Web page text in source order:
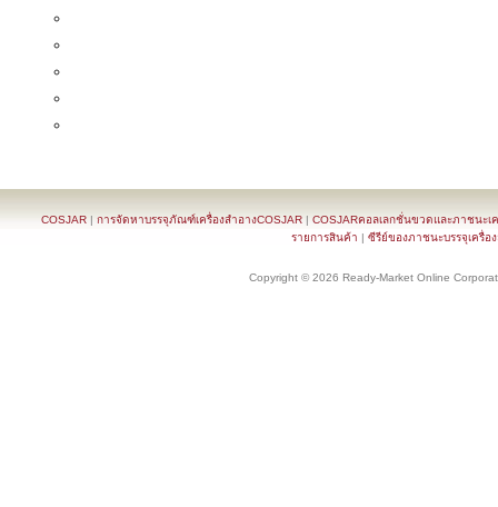
COSJAR | การจัดหาบรรจุภัณฑ์เครื่องสำอางCOSJAR | COSJARคอลเลกชั่นขวดและภาชนะเ
รายการสินค้า | ซีรีย์ของภาชนะบรรจุเครื่อ
Copyright © 2026 Ready-Market Online